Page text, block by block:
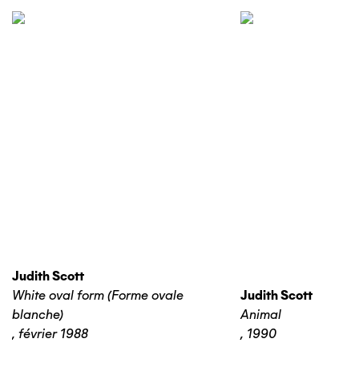
Judith Scott
White oval form (Forme ovale
blanche)
, février 1988
Judith Scott
Animal
, 1990